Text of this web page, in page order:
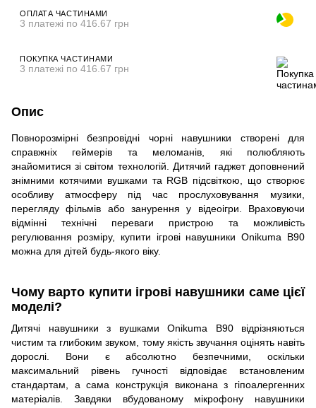
ОПЛАТА ЧАСТИНАМИ
3 платежі по 416.67 грн
ПОКУПКА ЧАСТИНАМИ
3 платежі по 416.67 грн
Опис
Повнорозмірні безпровідні чорні навушники створені для
справжніх геймерів та меломанів, які полюбляють
знайомитися зі світом технологій. Дитячий гаджет доповнений
знімними котячими вушками та RGB підсвіткою, що створює
особливу атмосферу під час прослуховування музики,
перегляду фільмів або занурення у відеоігри. Враховуючи
відмінні технічні переваги пристрою та можливість
регулювання розміру, купити ігрові навушники Onikuma B90
можна для дітей будь-якого віку.
Чому варто купити ігрові навушники саме цієї
моделі?
Дитячі навушники з вушками Onikuma B90 відрізняються
чистим та глибоким звуком, тому якість звучання оцінять навіть
дорослі. Вони є абсолютно безпечними, оскільки
максимальний рівень гучності відповідає встановленим
стандартам, а сама конструкція виконана з гіпоалергенних
матеріалів. Завдяки вбудованому мікрофону навушники